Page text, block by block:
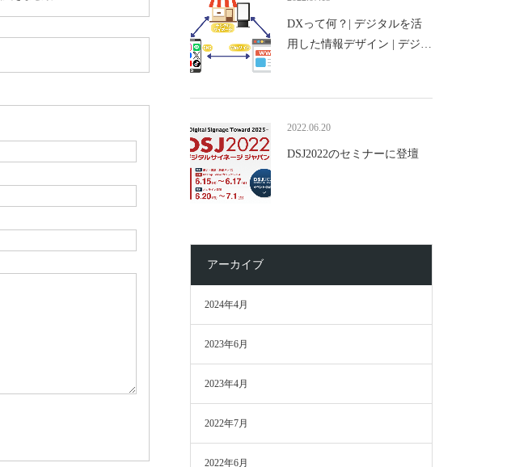
DXって何？| デジタルを活
用した情報デザイン | デジ…
2022.06.20
DSJ2022のセミナーに登壇
アーカイブ
2024年4月
2023年6月
2023年4月
2022年7月
2022年6月